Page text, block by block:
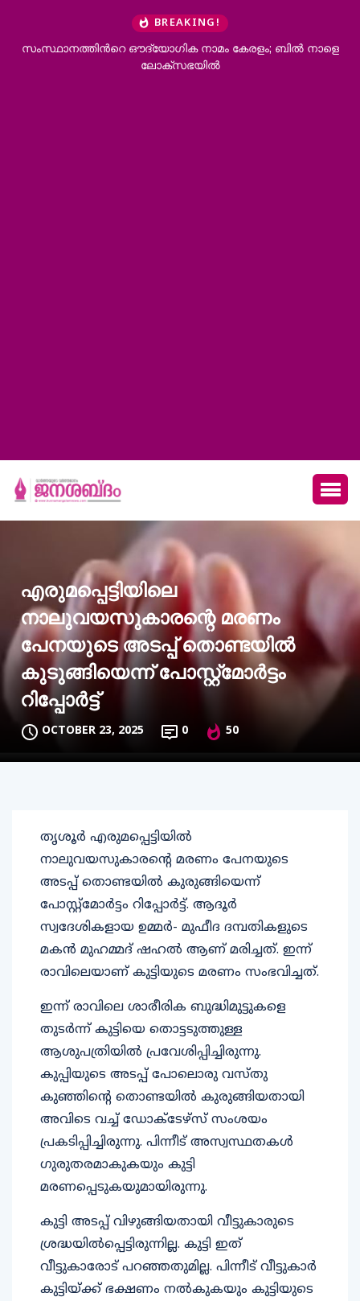
BREAKING!
ഔദ്യോഗിക നാമം കേരളം; ബില്‍ നാളെ
ലോക്സഭയില്‍
എരുമപ്പെട്ടിയിലെ
നാലുവയസുകാരന്റെ മരണം
പേനയുടെ അടപ്പ് തൊണ്ടയില്‍
കുടുങ്ങിയെന്ന് പോസ്റ്റ്‌മോര്‍ട്ടം
റിപ്പോര്‍ട്ട്
OCTOBER 23, 2025 0 50
തൃശൂര്‍ എരുമപ്പെട്ടിയില്‍
നാലുവയസുകാരന്റെ മരണം പേനയുടെ
അടപ്പ് തൊണ്ടയില്‍ കുരുങ്ങിയെന്ന്
പോസ്റ്റ്‌മോര്‍ട്ടം റിപ്പോര്‍ട്ട്. ആദൂര്‍
സ്വദേശികളായ ഉമ്മര്‍- മുഫീദ ദമ്പതികളുടെ
മകന്‍ മുഹമ്മദ് ഷഹല്‍ ആണ് മരിച്ചത്. ഇന്ന്
രാവിലെയാണ് കുട്ടിയുടെ മരണം സംഭവിച്ചത്.
ഇന്ന് രാവിലെ ശാരീരിക ബുദ്ധിമുട്ടുകളെ
തുടര്‍ന്ന് കുട്ടിയെ തൊട്ടടുത്തുള്ള
ആശുപത്രിയില്‍ പ്രവേശിപ്പിച്ചിരുന്നു.
കുപ്പിയുടെ അടപ്പ് പോലൊരു വസ്തു
കുഞ്ഞിന്റെ തൊണ്ടയില്‍ കുരുങ്ങിയതായി
അവിടെ വച്ച് ഡോക്ടേഴ്‌സ് സംശയം
പ്രകടിപ്പിച്ചിരുന്നു. പിന്നീട് അസ്വസ്ഥതകള്‍
ഗുരുതരമാകുകയും കുട്ടി
മരണപ്പെടുകയുമായിരുന്നു.
കുട്ടി അടപ്പ് വിഴുങ്ങിയതായി വീട്ടുകാരുടെ
ശ്രദ്ധയില്‍പ്പെട്ടിരുന്നില്ല. കുട്ടി ഇത്
വീട്ടുകാരോട് പറഞ്ഞതുമില്ല. പിന്നീട് വീട്ടുകാര്‍
കുട്ടിയ്ക്ക് ഭക്ഷണം നല്‍കുകയും കുട്ടിയുടെ